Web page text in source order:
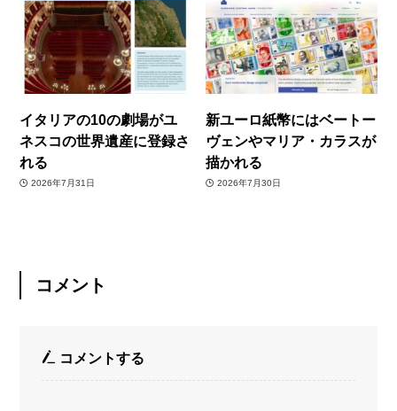
イタリアの10の劇場がユ
ネスコの世界遺産に登録さ
れる
2026年7月31日
新ユーロ紙幣にはベートー
ヴェンやマリア・カラスが
描かれる
2026年7月30日
コメント
コメントする